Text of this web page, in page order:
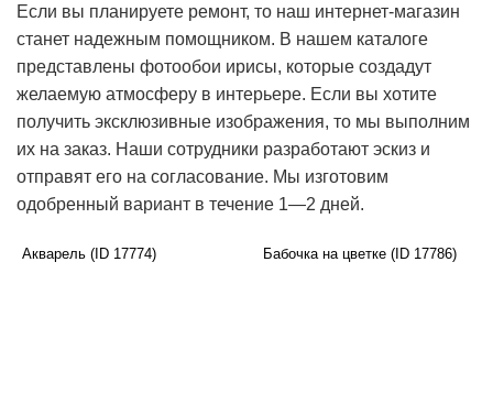
с лавандой
с лилиями
с листьями
с маками
с пальмами
с подсолнухами
Если вы планируете ремонт, то наш интернет-магазин
станет надежным помощником. В нашем каталоге
представлены фотообои ирисы, которые создадут
желаемую атмосферу в интерьере. Если вы хотите
получить эксклюзивные изображения, то мы выполним
их на заказ. Наши сотрудники разработают эскиз и
отправят его на согласование. Мы изготовим
одобренный вариант в течение 1―2 дней.
Акварель (ID 17774) Бабочка на цветке (ID 17786)